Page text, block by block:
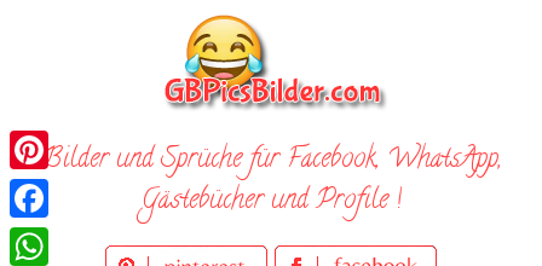
Bilder und Sprüche für Facebook, WhatsApp,
Gästebücher und Profile !
Pinterest
Facebook